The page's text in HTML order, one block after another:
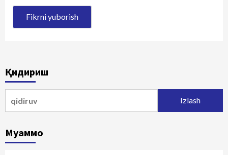
Қидириш
Муаммо